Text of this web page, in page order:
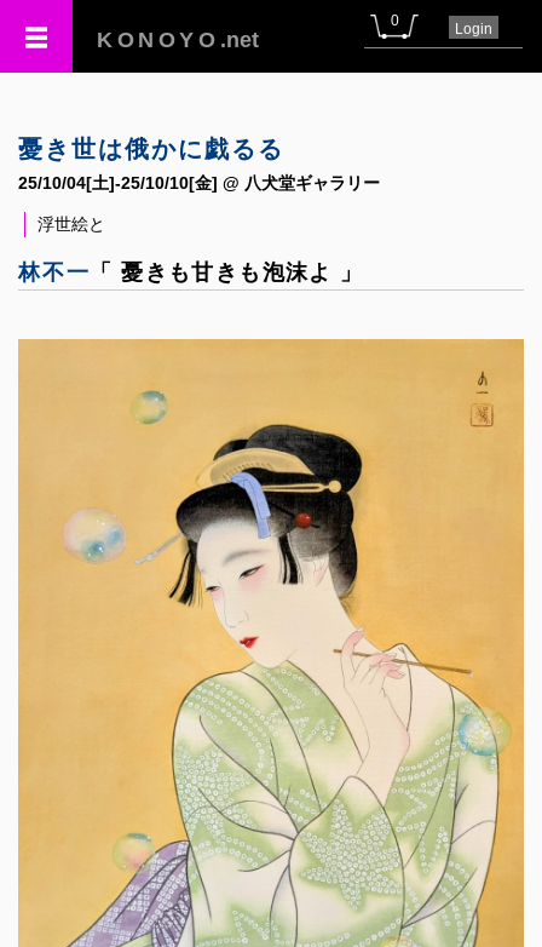
KONOYO .net
0 Login
憂き世は俄かに戯るる
25/10/04[土]-25/10/10[金] @ 八犬堂ギャラリー
浮世絵と
林不一 「 憂きも甘きも泡沫よ 」